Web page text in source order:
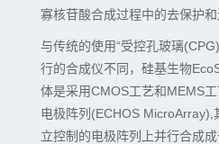
寡核苷酸合成过程中的去保护和
与传统的使用“受控孔玻璃
行的合成仪不同，硅基生物
体是采用CMOS工艺和MEMS
电极阵列(ECHOS MicroArray),
立控制的电极阵列上并行合成